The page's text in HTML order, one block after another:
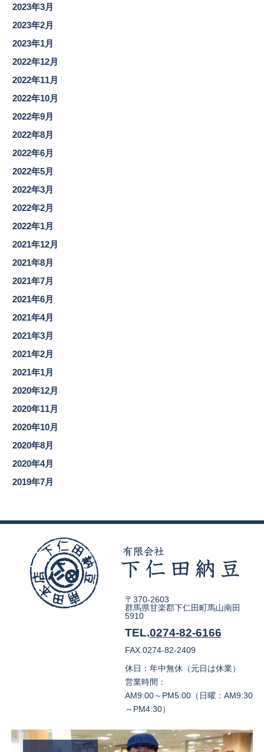
2023年3月
2023年2月
2023年1月
2022年12月
2022年11月
2022年10月
2022年9月
2022年8月
2022年6月
2022年5月
2022年3月
2022年2月
2022年1月
2021年12月
2021年8月
2021年7月
2021年6月
2021年4月
2021年3月
2021年2月
2021年1月
2020年12月
2020年11月
2020年10月
2020年8月
2020年4月
2019年7月
〒370-2603
群馬県甘楽郡下仁田町馬山南田
5910
TEL.0274-82-6166
FAX.0274-82-2409
休日：年中無休（元日は休業）
営業時間：
AM9:00～PM5:00（日曜：AM9:30
～PM4:30）